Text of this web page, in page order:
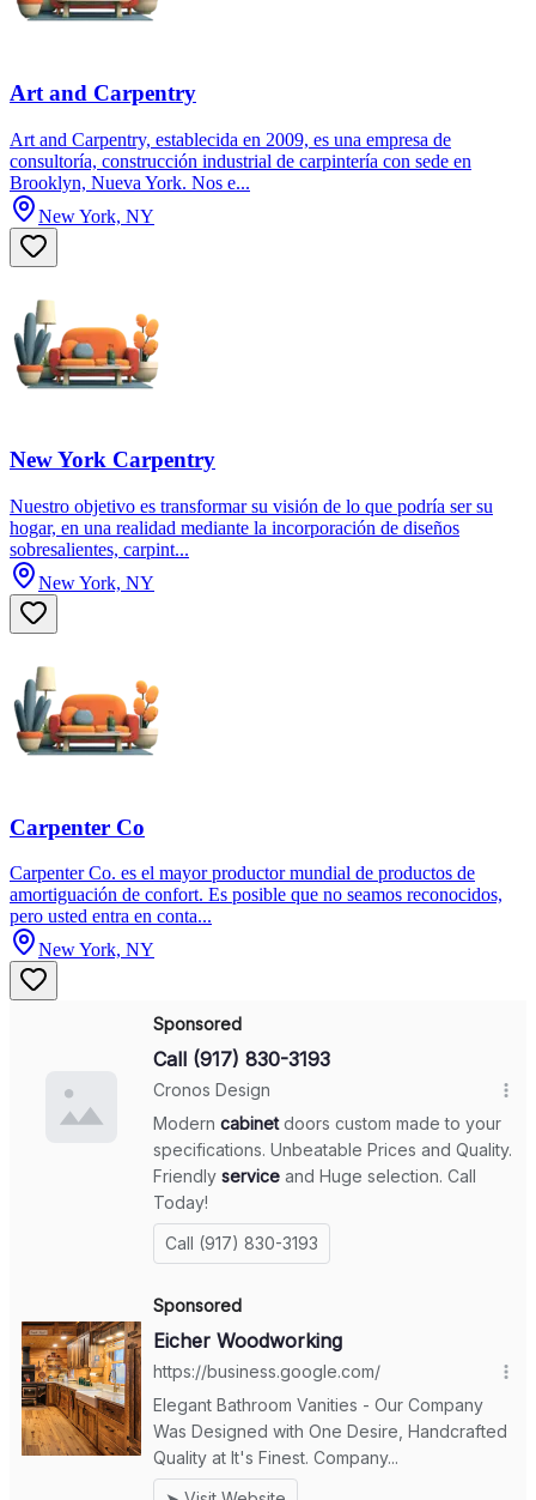
Art and Carpentry
Art and Carpentry, establecida en 2009, es una empresa de
consultoría, construcción industrial de carpintería con sede en
Brooklyn, Nueva York. Nos e...
New York, NY
New York Carpentry
Nuestro objetivo es transformar su visión de lo que podría ser su
hogar, en una realidad mediante la incorporación de diseños
sobresalientes, carpint...
New York, NY
Carpenter Co
Carpenter Co. es el mayor productor mundial de productos de
amortiguación de confort. Es posible que no seamos reconocidos,
pero usted entra en conta...
New York, NY